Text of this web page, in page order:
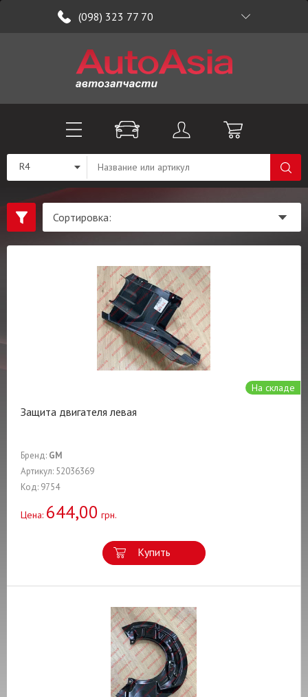
(098) 323 77 70
R4
На складе
Защита двигателя левая
Бренд: GM
Артикул: 52036369
Код: 9754
Цена: 644,00 грн.
Купить